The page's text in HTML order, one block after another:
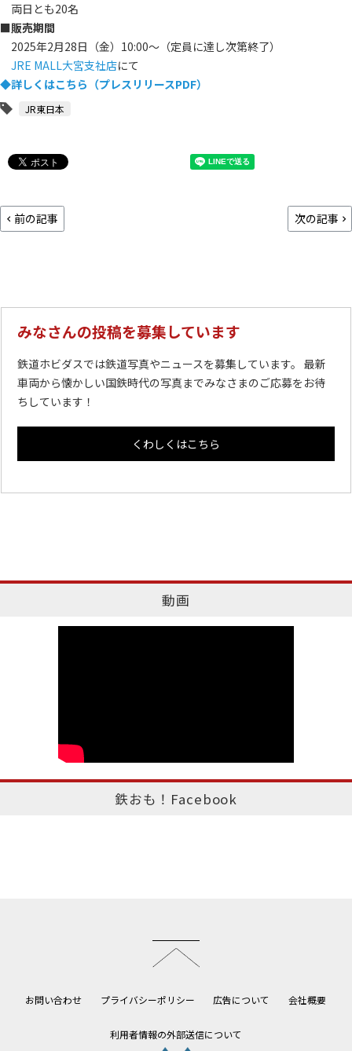
両日とも20名
■販売期間
2025年2月28日（金）10:00～（定員に達し次第終了）
JRE MALL大宮支社店にて
◆詳しくはこちら（プレスリリースPDF）
JR東日本
前の記事 次の記事
みなさんの投稿を募集しています
鉄道ホビダスでは鉄道写真やニュースを募集しています。 最新
車両から懐かしい国鉄時代の写真までみなさまのご応募をお待
ちしています！
くわしくはこちら
動画
鉄おも！Facebook
お問い合わせ プライバシーポリシー 広告について 会社概要
利用者情報の外部送信について